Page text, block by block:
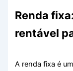
Renda
rentável
A renda fixa é